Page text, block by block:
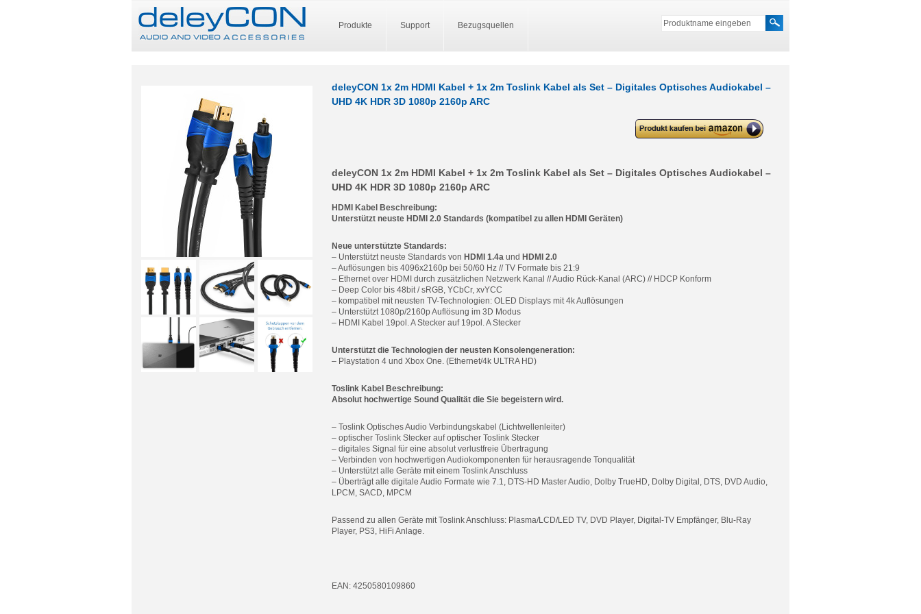
Produkte Support Bezugsquellen
deleyCON 1x 2m HDMI Kabel + 1x 2m Toslink Kabel als Set – Digitales Optisches Audiokabel –
UHD 4K HDR 3D 1080p 2160p ARC
deleyCON 1x 2m HDMI Kabel +
1x 2m Toslink Kabel als Set –
ARC
deleyCON 1x 2m HDMI Kabel + 1x 2m Toslink Kabel als Set – Digitales Optisches Audiokabel –
UHD 4K HDR 3D 1080p 2160p ARC
HDMI Kabel Beschreibung:
Unterstützt neuste HDMI 2.0 Standards (kompatibel zu allen HDMI Geräten)
Neue unterstützte Standards:
– Unterstützt neuste Standards von HDMI 1.4a und HDMI 2.0
– Auflösungen bis 4096x2160p bei 50/60 Hz // TV Formate bis 21:9
– Ethernet over HDMI durch zusätzlichen Netzwerk Kanal // Audio Rück-Kanal (ARC) // HDCP Konform
– Deep Color bis 48bit / sRGB, YCbCr, xvYCC
– kompatibel mit neusten TV-Technologien: OLED Displays mit 4k Auflösungen
– Unterstützt 1080p/2160p Auflösung im 3D Modus
– HDMI Kabel 19pol. A Stecker auf 19pol. A Stecker
Unterstützt die Technologien der neusten Konsolengeneration:
– Playstation 4 und Xbox One. (Ethernet/4k ULTRA HD)
Toslink Kabel Beschreibung:
Absolut hochwertige Sound Qualität die Sie begeistern wird.
– Toslink Optisches Audio Verbindungskabel (Lichtwellenleiter)
– optischer Toslink Stecker auf optischer Toslink Stecker
– digitales Signal für eine absolut verlustfreie Übertragung
– Verbinden von hochwertigen Audiokomponenten für herausragende Tonqualität
– Unterstützt alle Geräte mit einem Toslink Anschluss
– Überträgt alle digitale Audio Formate wie 7.1, DTS-HD Master Audio, Dolby TrueHD, Dolby Digital, DTS, DVD Audio,
LPCM, SACD, MPCM
Passend zu allen Geräte mit Toslink Anschluss: Plasma/LCD/LED TV, DVD Player, Digital-TV Empfänger, Blu-Ray
Player, PS3, HiFi Anlage.
EAN: 4250580109860